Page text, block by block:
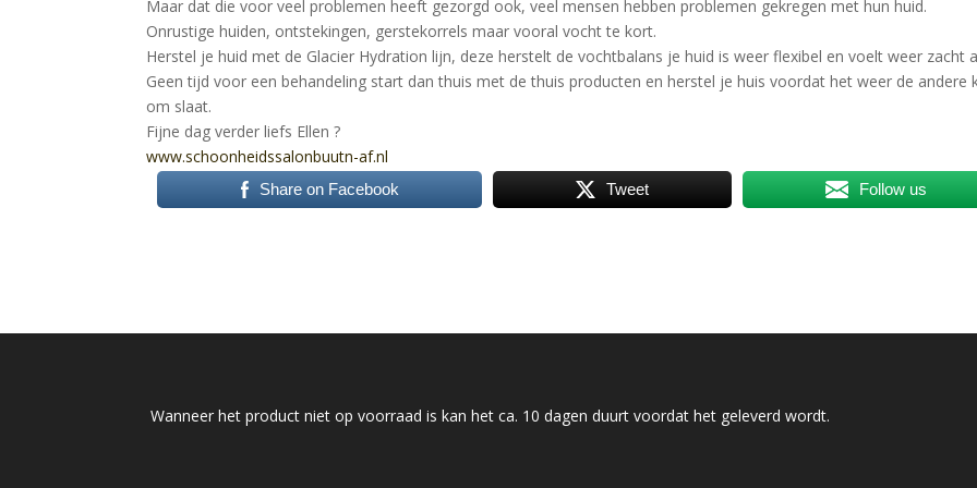
Maar dat die voor veel problemen heeft gezorgd ook, veel mensen hebben problemen gekregen met hun huid.
Onrustige huiden, ontstekingen, gerstekorrels maar vooral vocht te kort.
Herstel je huid met de Glacier Hydration lijn, deze herstelt de vochtbalans je huid is weer flexibel en voelt weer zacht
Geen tijd voor een behandeling start dan thuis met de thuis producten en herstel je huis voordat het weer de andere
om slaat.
Fijne dag verder liefs Ellen?
www.schoonheidssalonbuutn-af.nl
Share on Facebook Tweet Follow us
Wanneer het product niet op voorraad is kan het ca. 10 dagen duurt voordat het geleverd wordt.